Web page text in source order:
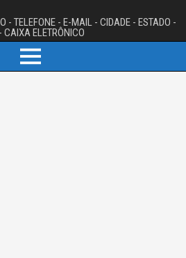
- TELEFONE - E-MAIL - CIDADE - ESTADO -
ELETRÔNICO